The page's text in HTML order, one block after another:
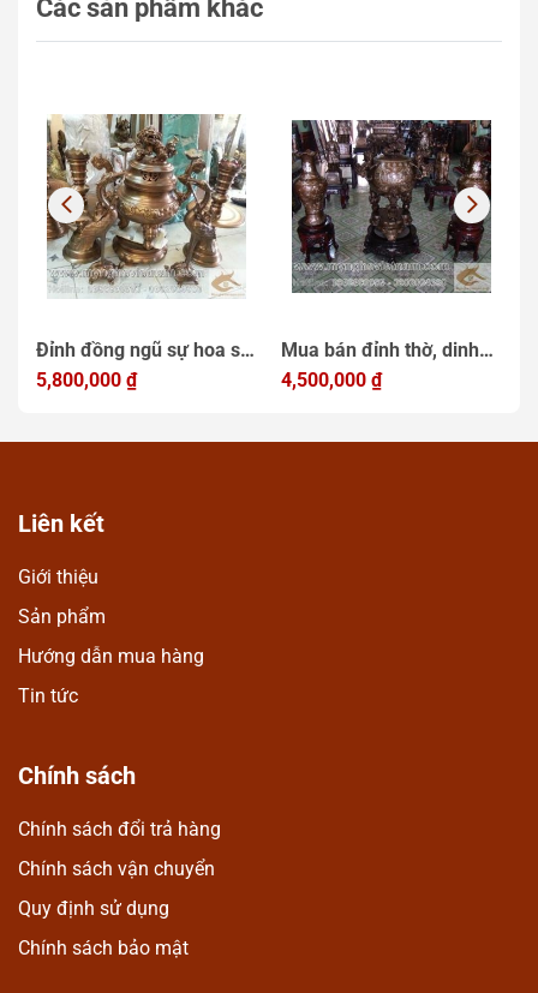
Các sản phẩm khác
Đỉnh đồng ngũ sự hoa sòi
cao 50cm
5,800,000 ₫
Mua bán đỉnh thờ, dinh
tho giá tốt nhất rẻ nhất
4,500,000 ₫
Liên kết
Giới thiệu
Sản phẩm
Hướng dẫn mua hàng
Tin tức
Chính sách
Chính sách đổi trả hàng
Chính sách vận chuyển
Quy định sử dụng
Chính sách bảo mật